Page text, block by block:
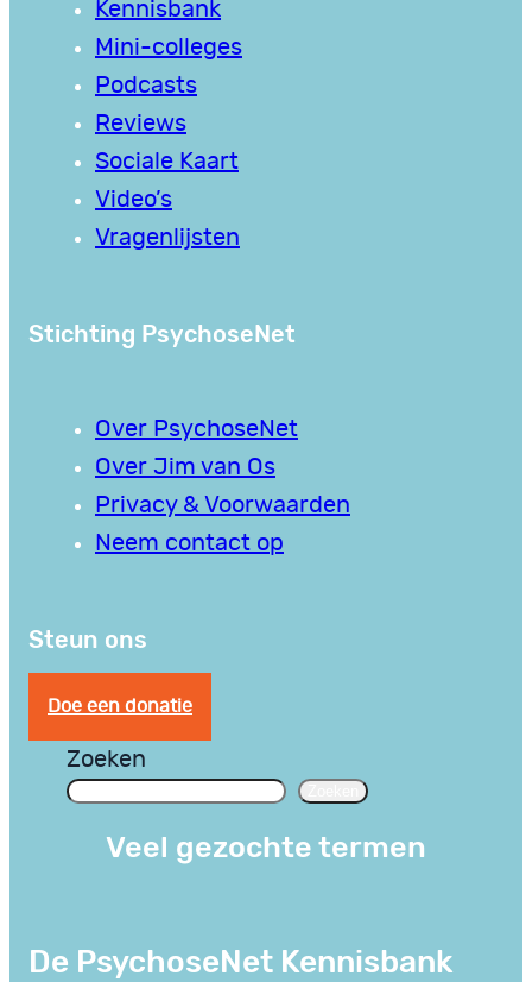
Kennisbank
Mini-colleges
Podcasts
Reviews
Sociale Kaart
Video’s
Vragenlijsten
Stichting PsychoseNet
Over PsychoseNet
Over Jim van Os
Privacy & Voorwaarden
Neem contact op
Steun ons
Doe een donatie
Zoeken
Veel gezochte termen
De PsychoseNet Kennisbank